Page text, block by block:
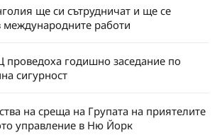
ще си сътрудничат и ще се
международните работи
годишно заседание по
сигурност
на среща на Групата на приятелите
управление в Ню Йорк